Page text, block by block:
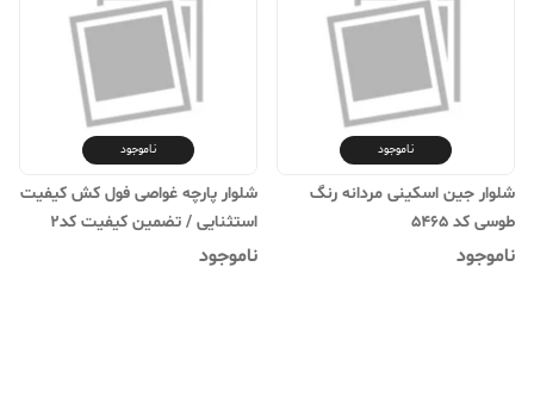
ناموجود
شلوار جین اسکینی مردانه رنگ
طوسی کد 5465
ناموجود
ناموجود
شلوار پارچه غواصی فول کش کیفیت
استثنایی / تضمین کیفیت کد۲
ناموجود